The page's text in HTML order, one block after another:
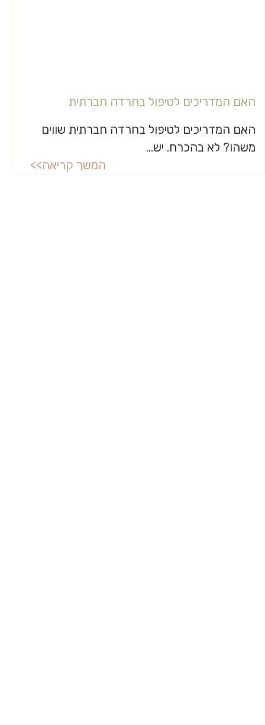
האם המדריכים לטיפול בחרדה חברתית
האם המדריכים לטיפול בחרדה חברתית שווים
משהו? לא בהכרח. יש...
המשך קריאה>>